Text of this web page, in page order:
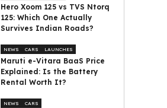
Hero Xoom 125 vs TVS Ntorq
125: Which One Actually
Survives Indian Roads?
NEWS CARS LAUNCHES
Maruti e-Vitara BaaS Price
Explained: Is the Battery
Rental Worth It?
NEWS CARS